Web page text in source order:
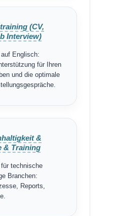
(CV,
Interview)
auf Englisch:
für Ihren
und die optimale
&
& Training
technische
Branchen:
Reports,